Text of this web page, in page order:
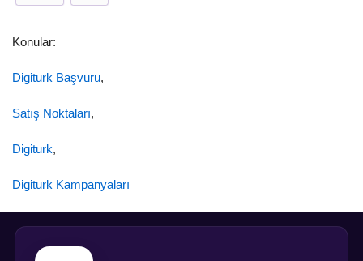
Konular:
Digiturk Başvuru,
Satış Noktaları,
Digiturk,
Digiturk Kampanyaları